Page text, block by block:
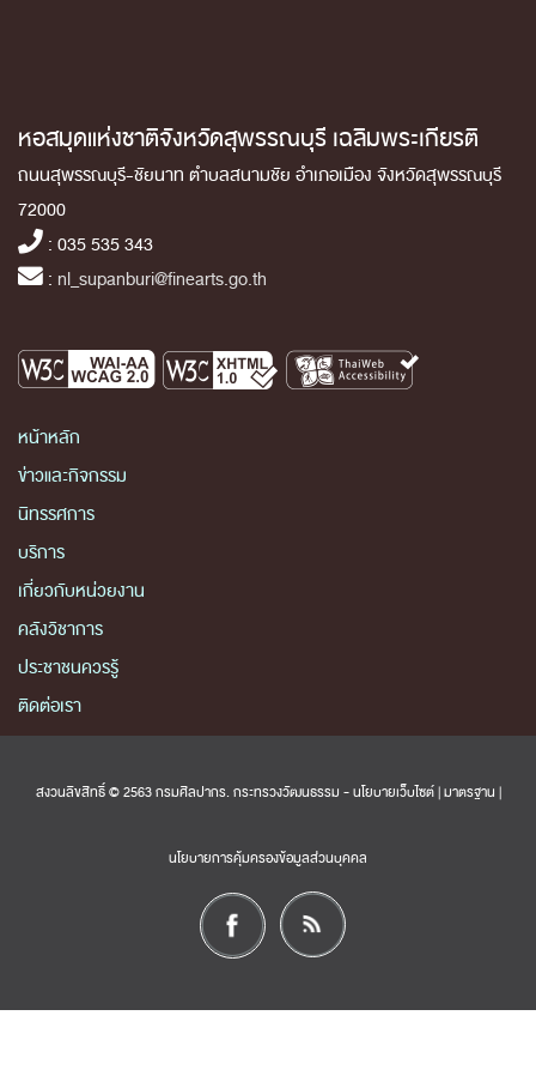
หอสมุดแห่งชาติจังหวัดสุพรรณบุรี เฉลิมพระเกียรติ
ถนนสุพรรณบุรี-ชัยนาท ตำบลสนามชัย อำเภอเมือง จังหวัดสุพรรณบุรี
72000
: 035 535 343
: nl_supanburi@finearts.go.th
หน้าหลัก
ข่าวและกิจกรรม
นิทรรศการ
บริการ
เกี่ยวกับหน่วยงาน
คลังวิชาการ
ประชาชนควรรู้
ติดต่อเรา
สงวนลิขสิทธิ์ © 2563 กรมศิลปากร. กระทรวงวัฒนธรรม -นโยบายเว็บไซต์|มาตรฐาน |
นโยบายการคุ้มครองข้อมูลส่วนบุคคล